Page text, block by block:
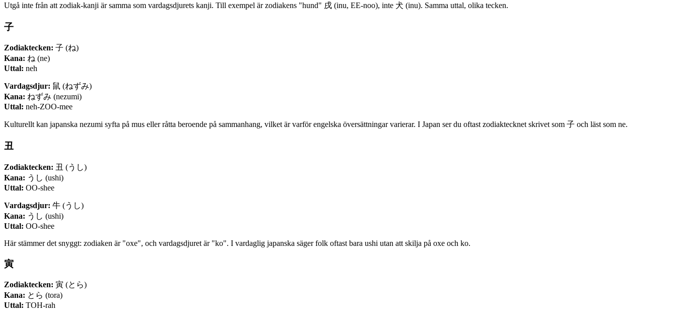
Utgå inte från att zodiak-kanji är samma som vardagsdjurets kanji. Till exempel är zodiakens "hund" 戌 (inu, EE-noo), inte 犬 (inu). Samma uttal, olika tecken.
子
Zodiaktecken: 子 (ね)
Kana: ね (ne)
Uttal: neh
Vardagsdjur: 鼠 (ねずみ)
Kana: ねずみ (nezumi)
Uttal: neh-ZOO-mee
Kulturellt kan japanska nezumi syfta på mus eller råtta beroende på sammanhang, vilket är varför engelska översättningar varierar. I Japan ser du oftast zodiaktecknet skrivet som 子 och läst som ne.
丑
Zodiaktecken: 丑 (うし)
Kana: うし (ushi)
Uttal: OO-shee
Vardagsdjur: 牛 (うし)
Kana: うし (ushi)
Uttal: OO-shee
Här stämmer det snyggt: zodiaken är "oxe", och vardagsdjuret är "ko". I vardaglig japanska säger folk oftast bara ushi utan att skilja på oxe och ko.
寅
Zodiaktecken: 寅 (とら)
Kana: とら (tora)
Uttal: TOH-rah